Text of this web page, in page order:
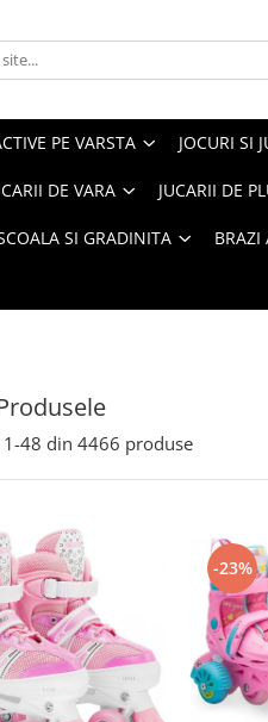
PE VARSTA JOCURI SI
DE VARA JUCARII DE
SI GRADINITA BRAZI
1-48 din 4466 produse
-23%